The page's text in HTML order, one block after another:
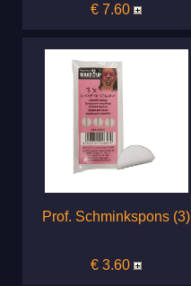
€ 7.60
Prof. Schminkspons (3)
€ 3.60